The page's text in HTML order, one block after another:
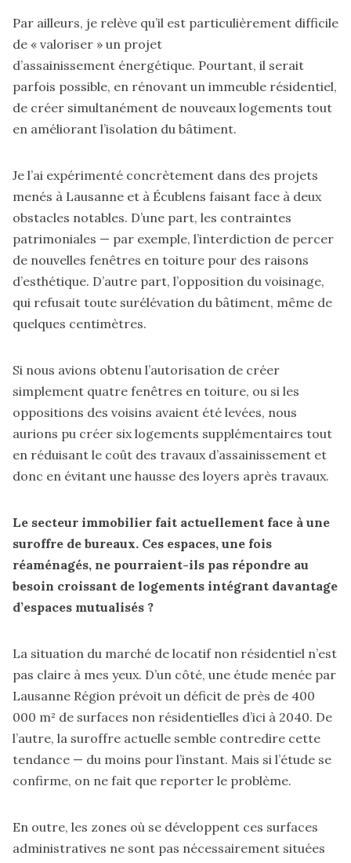
Par ailleurs, je relève qu’il est particulièrement difficile
de « valoriser » un projet
d’assainissement énergétique. Pourtant, il serait
parfois possible, en rénovant un immeuble résidentiel,
de créer simultanément de nouveaux logements tout
en améliorant l’isolation du bâtiment.
Je l’ai expérimenté concrètement dans des projets
menés à Lausanne et à Écublens faisant face à deux
obstacles notables. D’une part, les contraintes
patrimoniales — par exemple, l’interdiction de percer
de nouvelles fenêtres en toiture pour des raisons
d’esthétique. D’autre part, l’opposition du voisinage,
qui refusait toute surélévation du bâtiment, même de
quelques centimètres.
Si nous avions obtenu l’autorisation de créer
simplement quatre fenêtres en toiture, ou si les
oppositions des voisins avaient été levées, nous
aurions pu créer six logements supplémentaires tout
en réduisant le coût des travaux d’assainissement et
donc en évitant une hausse des loyers après travaux.
Le secteur immobilier fait actuellement face à une
suroffre de bureaux. Ces espaces, une fois
réaménagés, ne pourraient-ils pas répondre au
besoin croissant de logements intégrant davantage
d’espaces mutualisés ?
La situation du marché de locatif non résidentiel n’est
pas claire à mes yeux. D’un côté, une étude menée par
Lausanne Région prévoit un déficit de près de 400
000 m² de surfaces non résidentielles d’ici à 2040. De
l’autre, la suroffre actuelle semble contredire cette
tendance — du moins pour l’instant. Mais si l’étude se
confirme, on ne fait que reporter le problème.
En outre, les zones où se développent ces surfaces
administratives ne sont pas nécessairement situées